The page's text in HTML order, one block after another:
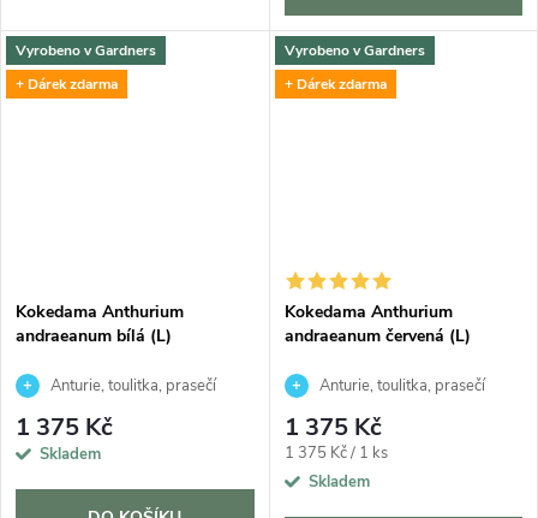
Vyrobeno v Gardners
+ Dárek zdarma
Kokedama Anthurium
andraeanum bílá (L)
Anturie, toulitka, prasečí
ocásek
1 375 Kč
Skladem
Vyrobeno v Gardners
+ Dárek zdarma
Kokedama Anthurium
andraeanum červená (L)
Anturie, toulitka, prasečí
ocásek
1 375 Kč
Měrná
cena:
1 375 Kč / 1 ks
Skladem